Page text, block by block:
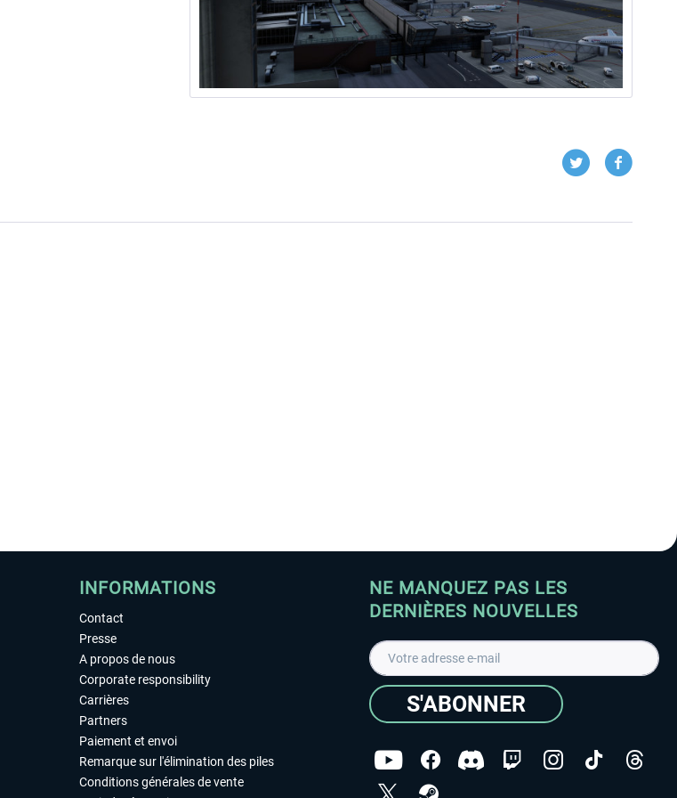
INFORMATIONS
Contact
Presse
A propos de nous
Corporate responsibility
Carrières
Partners
Paiement et envoi
Remarque sur l'élimination des piles
Conditions générales de vente
NE MANQUEZ PAS LES
DERNIÈRES NOUVELLES
S'ABONNER